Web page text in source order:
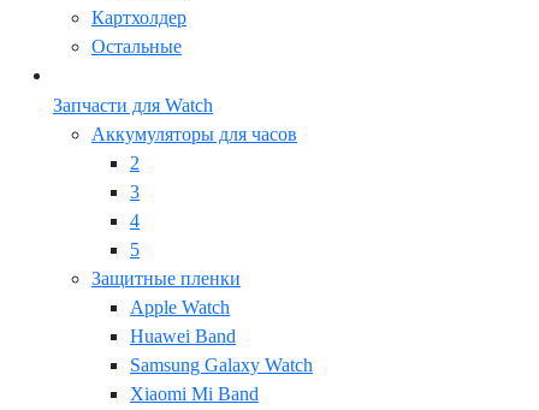
Картхолдер
Остальные
Запчасти для Watch
Аккумуляторы для часов
2
3
4
5
Защитные пленки
Apple Watch
Huawei Band
Samsung Galaxy Watch
Xiaomi Mi Band